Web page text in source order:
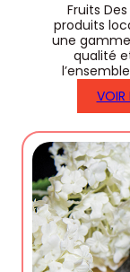
Fruits
produits
une
qualité
VOIR